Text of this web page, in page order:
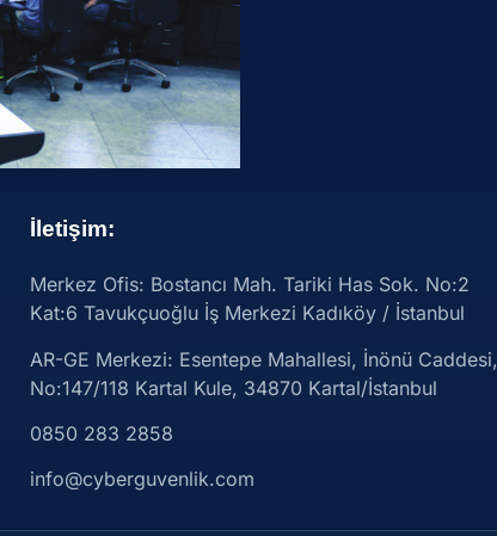
İletişim:
Merkez Ofis: Bostancı Mah. Tariki Has Sok. No:2
Kat:6 Tavukçuoğlu İş Merkezi Kadıköy / İstanbul
AR-GE Merkezi: Esentepe Mahallesi, İnönü Caddesi,
No:147/118 Kartal Kule, 34870 Kartal/İstanbul
0850 283 2858
info@cyberguvenlik.com